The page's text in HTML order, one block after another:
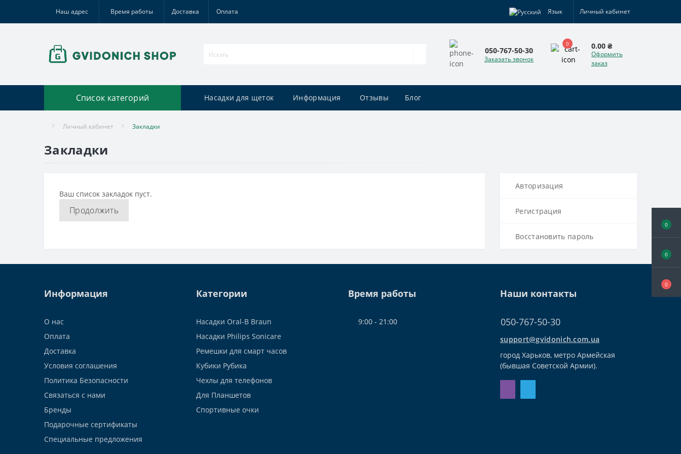
0
0
0
Наш адрес Время работы Доставка Оплата Язык Личный кабинет
050-767-50-30
Заказать звонок
0 0.00 ₴
Оформить
заказ
Список категорий Насадки для щеток Информация Отзывы Блог
Личный кабинет Закладки
Закладки
Ваш список закладок пуст.
Продолжить
Авторизация
Регистрация
Восстановить пароль
Информация
О нас
Оплата
Доставка
Условия соглашения
Политика Безопасности
Связаться с нами
Бренды
Подарочные сертификаты
Специальные предложения
Категории
Насадки Oral-B Braun
Насадки Philips Sonicare
Ремешки для смарт часов
Кубики Рубика
Чехлы для телефонов
Для Планшетов
Спортивные очки
Время работы
9:00 - 21:00
Наши контакты
050-767-50-30
support@gvidonich.com.ua
город Харьков, метро Армейская
(бывшая Советской Армии).